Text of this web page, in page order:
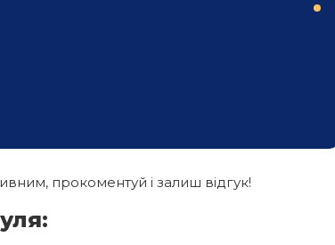
прокоментуй і залиш відгук!